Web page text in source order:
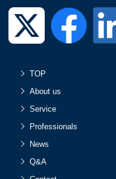
TOP
About us
Service
Professionals
News
Q&A